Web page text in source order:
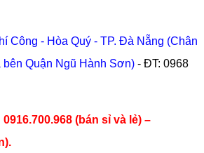
Công - Hòa Quý - TP. Đà Nẵng (Chân
Quận Ngũ Hành Sơn) - ĐT: 0968
0916.700.968 (bán sỉ và lẻ) –